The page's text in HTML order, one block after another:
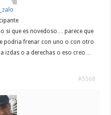
si que es novedoso… parece que
podria frenar con uno o con otro
izdas o a derechas o eso creo…
#5568